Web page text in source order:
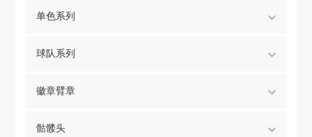
单色系列
球队系列
徽章臂章
骷髅头